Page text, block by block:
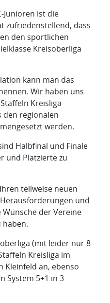
Junioren ist die
zufriedenstellend, dass
den sportlichen
Kreisoberliga
kann man das
Wir haben uns
Kreisliga
den regionalen
werden.
Halbfinal und Finale
und Platzierte zu
teilweise neuen
und
der Vereine
haben.
(mit leider nur 8
Kreisliga im
Kleinfeld an, ebenso
System 5+1 in 3